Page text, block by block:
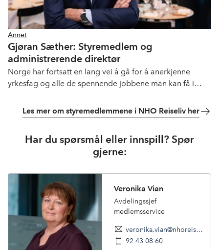
Annet
Gjøran Sæther: Styremedlem og
administrerende direktør
Norge har fortsatt en lang vei å gå for å anerkjenne
yrkesfag og alle de spennende jobbene man kan få i
Les mer om styremedlemmene i NHO Reiseliv her
Har du spørsmål eller innspill? Spør
gjerne:
Veronika Vian
Avdelingssjef
medlemsservice
veronika.vian@nhoreiseliv.no
92 43 08 60